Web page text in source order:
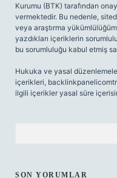
Kurumu (BTK) tarafından
vermektedir. Bu nedenle,
veya araştırma
yazdıkları içeriklerin
bu sorumluluğu kabul etmiş
Hukuka ve yasal
içerikleri,
ilgili içerikler yasal süre
SON YORUMLAR